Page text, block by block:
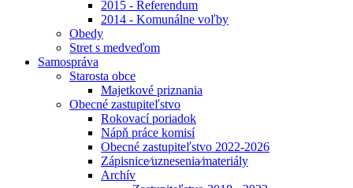
2015 - Referendum
2014 - Komunálne voľby
Obedy
Stret s medveďom
Samospráva
Starosta obce
Majetkové priznania
Obecné zastupiteľstvo
Rokovací poriadok
Nápň práce komisí
Obecné zastupiteľstvo 2022-2026
Zápisnice⁄uznesenia⁄materiály
Archív